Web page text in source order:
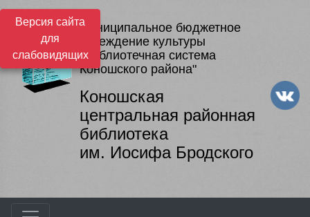
Версия сайта
для
слабовидящих
Муниципальное бюджетное
учреждение культуры
"Библиотечная система
Коношского района"
Коношская
центральная районная
библиотека
им. Иосифа Бродского